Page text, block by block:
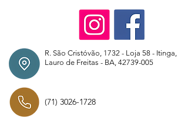
R. São Cristóvão, 1732 - Loja 58 - Itinga,
Lauro de Freitas - BA, 42739-005
(71) 3026-1728